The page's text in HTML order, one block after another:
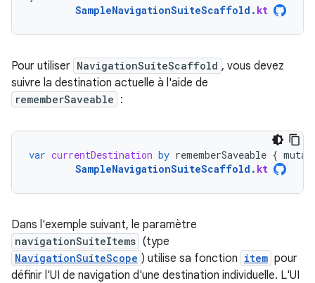
SampleNavigationSuiteScaffold . kt
Pour utiliser NavigationSuiteScaffold , vous devez
suivre la destination actuelle à l'aide de
rememberSaveable :
var currentDestination by rememberSaveable {
SampleNavigationSuiteScaffold . kt
Dans l'exemple suivant, le paramètre
navigationSuiteItems (type
NavigationSuiteScope ) utilise sa fonction item pour
définir l'UI de navigation d'une destination individuelle. L'UI